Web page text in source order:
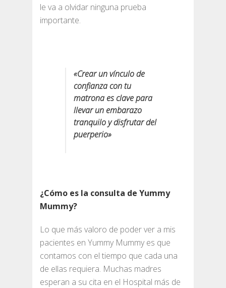
le va a olvidar ninguna prueba
importante.
«Crear un vínculo de
confianza con tu
matrona es clave para
llevar un embarazo
tranquilo y disfrutar del
puerperio»
¿Cómo es la consulta de Yummy
Mummy?
Lo que más valoro de poder ver a mis
pacientes en Yummy Mummy es que
contamos con el tiempo que cada una
de ellas requiera. Muchas madres
esperan a su cita en el Hospital más de